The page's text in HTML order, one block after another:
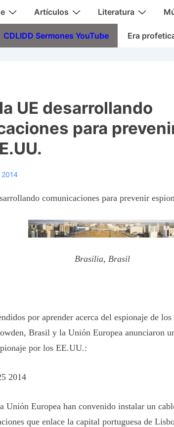
Artículos Literatura
CDLIDD Sermones YouTube Era
UE desarrollando
para
2014
comunicaciones para prevenir
Brasilia, Brasil
por aprender acerca del espionaje de
Brasil y la Unión Europea anunciaron
por los EE.UU.:
2014
Unión Europea han convenido instalar un
que enlace la capital portuguesa de